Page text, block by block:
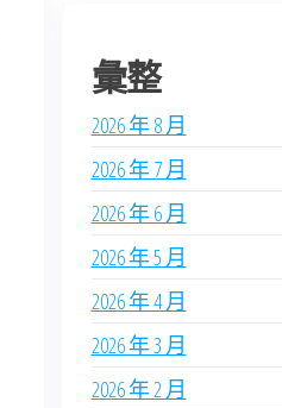
彙整
2026 年 8 月
2026 年 7 月
2026 年 6 月
2026 年 5 月
2026 年 4 月
2026 年 3 月
2026 年 2 月